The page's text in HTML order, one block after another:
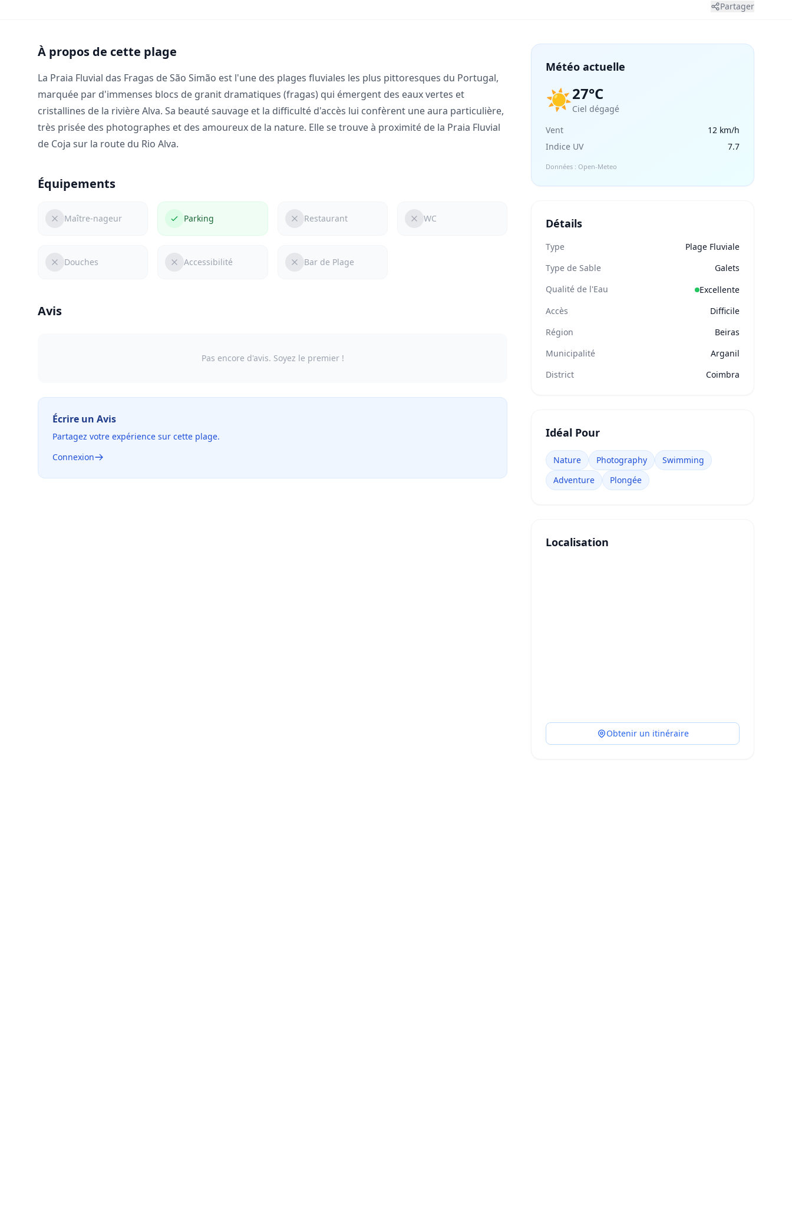
Partager
À propos de cette plage
La Praia Fluvial das Fragas de São Simão est l'une des plages fluviales les plus pittoresques du Portugal,
marquée par d'immenses blocs de granit dramatiques (fragas) qui émergent des eaux vertes et
cristallines de la rivière Alva. Sa beauté sauvage et la difficulté d'accès lui confèrent une aura particulière,
très prisée des photographes et des amoureux de la nature. Elle se trouve à proximité de la Praia Fluvial
de Coja sur la route du Rio Alva.
Équipements
Maître-nageur Parking Restaurant WC
Douches Accessibilité Bar de Plage
Avis
Pas encore d'avis. Soyez le premier !
Écrire un Avis
Partagez votre expérience sur cette plage.
Connexion
Météo actuelle
☀️27°C
Ciel dégagé
Vent
12 km/h
Indice UV
7.7
Données : Open-Meteo
Détails
Type
Plage Fluviale
Type de Sable
Galets
Qualité de l'Eau
Excellente
Accès
Difficile
Région
Beiras
Municipalité
Arganil
District
Coimbra
Idéal Pour
Nature Photography
Swimming
Adventure
Plongée
Localisation
Obtenir un itinéraire